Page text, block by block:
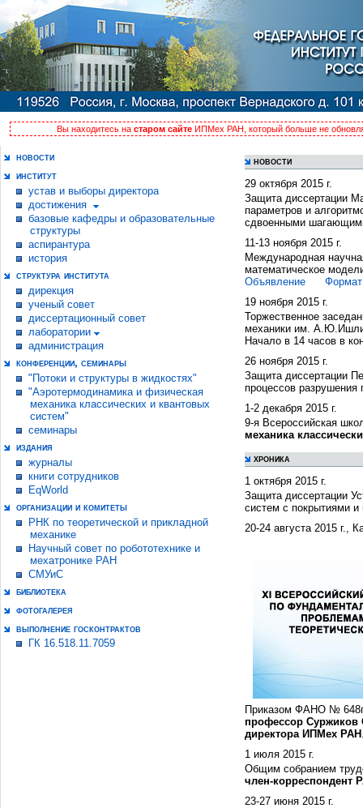
Вы находитесь на старом сайтеИПМех РАН, который больше не
новости
институт
устав и выборы директора
достижения
базовые кафедры и образовательные
структуры
аспирантура
история
структура института
дирекция
ученый совет
диссертационный совет
лаборатории
администрация
конференции, семинары
"Потоки и структуры в жидкостях"
"Аэротермодинамика и физическая
механика классических и квантовых
систем"
семинары
издания
журналы
книги сотрудников
EqWorld
организации и комитеты
РНК по теоретической и прикладной
механике
Научный совет по робототехнике и
мехатронике РАН
СМУиС
библиотека
фотогалерея
выполнение госконтрактов
ГК 16.518.11.7059
новости
29 октября 2015 г.
Защита диссертации
параметров и
сдвоенными
11-13 ноября 2015 г.
Международная
математическое
Объявление
Формат
19 ноября 2015 г.
Торжественное
механики им.
Начало в 14 часов в
26 ноября 2015 г.
Защита диссертации
процессов
1-2 декабря 2015 г.
9-я Всероссийская
механика
хроника
1 октября 2015 г.
Защита диссертации
систем с покрытиями
20-24 августа 2015 г.,
Приказом ФАНО №
профессор Суржиков
директора ИПМех РАН
1 июля 2015 г.
Общим собранием
член-корреспондент
23-27 июня 2015 г.